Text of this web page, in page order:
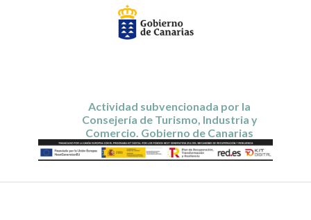
Actividad subvencionada por la
Consejería de Turismo, Industria y
Comercio. Gobierno de Canarias